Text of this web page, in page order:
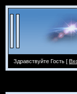
Здравствуйте Гость [